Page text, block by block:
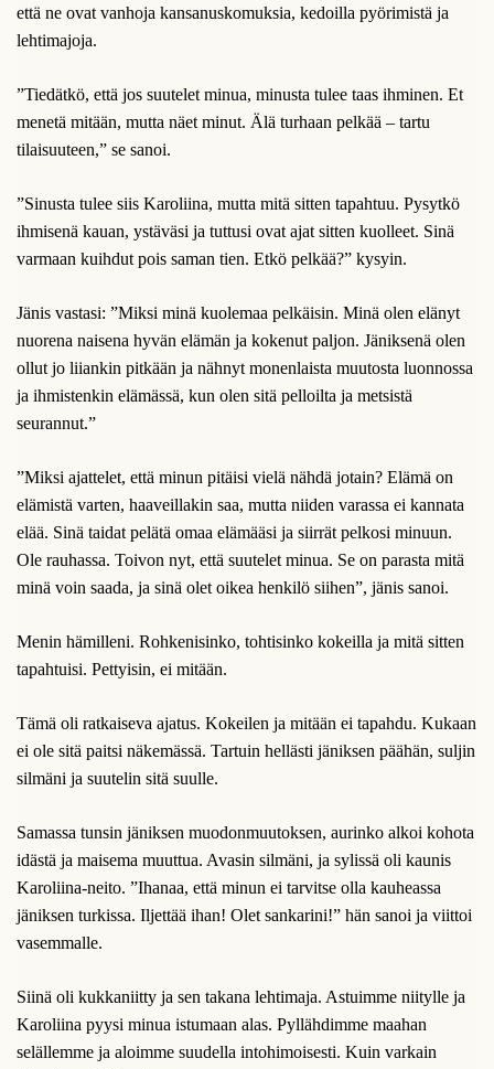
että ne ovat vanhoja kansanuskomuksia, kedoilla pyörimistä ja
lehtimajoja.
”Tiedätkö, että jos suutelet minua, minusta tulee taas ihminen. Et
menetä mitään, mutta näet minut. Älä turhaan pelkää – tartu
tilaisuuteen,” se sanoi.
”Sinusta tulee siis Karoliina, mutta mitä sitten tapahtuu. Pysytkö
ihmisenä kauan, ystäväsi ja tuttusi ovat ajat sitten kuolleet. Sinä
varmaan kuihdut pois saman tien. Etkö pelkää?” kysyin.
Jänis vastasi: ”Miksi minä kuolemaa pelkäisin. Minä olen elänyt
nuorena naisena hyvän elämän ja kokenut paljon. Jäniksenä olen
ollut jo liiankin pitkään ja nähnyt monenlaista muutosta luonnossa
ja ihmistenkin elämässä, kun olen sitä pelloilta ja metsistä
seurannut.”
”Miksi ajattelet, että minun pitäisi vielä nähdä jotain? Elämä on
elämistä varten, haaveillakin saa, mutta niiden varassa ei kannata
elää. Sinä taidat pelätä omaa elämääsi ja siirrät pelkosi minuun.
Ole rauhassa. Toivon nyt, että suutelet minua. Se on parasta mitä
minä voin saada, ja sinä olet oikea henkilö siihen”, jänis sanoi.
Menin hämilleni. Rohkenisinko, tohtisinko kokeilla ja mitä sitten
tapahtuisi. Pettyisin, ei mitään.
Tämä oli ratkaiseva ajatus. Kokeilen ja mitään ei tapahdu. Kukaan
ei ole sitä paitsi näkemässä. Tartuin hellästi jäniksen päähän, suljin
silmäni ja suutelin sitä suulle.
Samassa tunsin jäniksen muodonmuutoksen, aurinko alkoi kohota
idästä ja maisema muuttua. Avasin silmäni, ja sylissä oli kaunis
Karoliina-neito. ”Ihanaa, että minun ei tarvitse olla kauheassa
jäniksen turkissa. Iljettää ihan! Olet sankarini!” hän sanoi ja viittoi
vasemmalle.
Siinä oli kukkaniitty ja sen takana lehtimaja. Astuimme niitylle ja
Karoliina pyysi minua istumaan alas. Pyllähdimme maahan
selällemme ja aloimme suudella intohimoisesti. Kuin varkain